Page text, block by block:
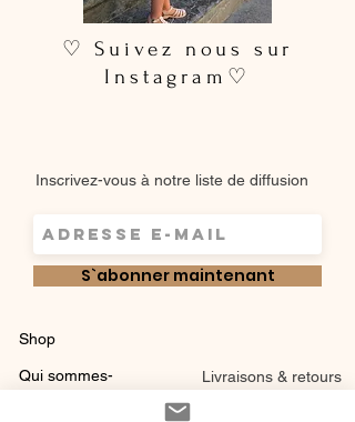
♡ Suivez nous sur
Instagram♡
Inscrivez-vous à notre liste de diffusion
S`abonner maintenant
Shop
Qui sommes-
instagram
Livraisons & retours